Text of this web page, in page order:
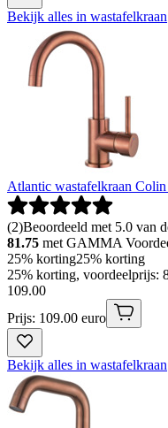
Bekijk alles in wastafelkraan
Atlantic wastafelkraan
(2)Beoordeeld met 5.0 van
81.75 met GAMMA
25% korting25% korting
25% korting, voordeelprijs:
109.00
Prijs: 109.00 euro
Bekijk alles in wastafelkraan